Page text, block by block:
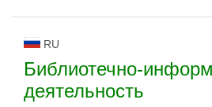
RU
Библиотечно-
деятельность